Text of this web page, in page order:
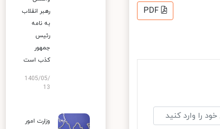
PDF
رهبر انقلاب
به نامه
رئیس
جمهور
کذب است
1405/05/
13
وزارت امور